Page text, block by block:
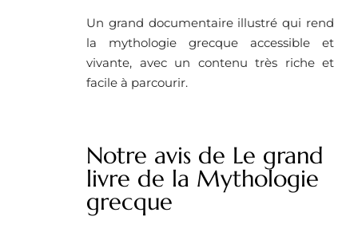
Un grand documentaire illustré qui rend
la mythologie grecque accessible et
vivante, avec un contenu très riche et
facile à parcourir.
Notre avis de Le grand
livre de la Mythologie
grecque